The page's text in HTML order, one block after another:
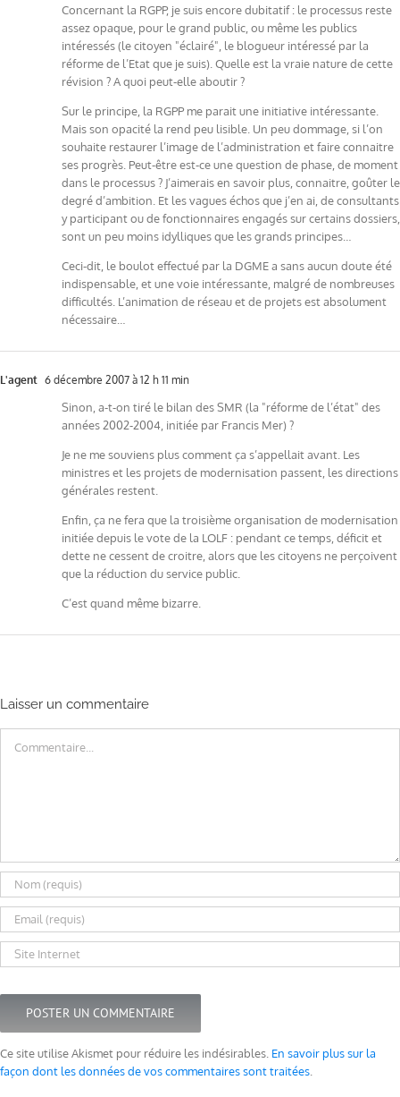
Concernant la RGPP, je suis encore dubitatif : le processus reste
assez opaque, pour le grand public, ou même les publics
intéressés (le citoyen "éclairé", le blogueur intéressé par la
réforme de l’Etat que je suis). Quelle est la vraie nature de cette
révision ? A quoi peut-elle aboutir ?
Sur le principe, la RGPP me parait une initiative intéressante.
Mais son opacité la rend peu lisible. Un peu dommage, si l’on
souhaite restaurer l’image de l’administration et faire connaitre
ses progrès. Peut-être est-ce une question de phase, de moment
dans le processus ? J’aimerais en savoir plus, connaitre, goûter le
degré d’ambition. Et les vagues échos que j’en ai, de consultants
y participant ou de fonctionnaires engagés sur certains dossiers,
sont un peu moins idylliques que les grands principes…
Ceci-dit, le boulot effectué par la DGME a sans aucun doute été
indispensable, et une voie intéressante, malgré de nombreuses
difficultés. L’animation de réseau et de projets est absolument
nécessaire…
L'agent 6 décembre 2007 à 12 h 11 min
Sinon, a-t-on tiré le bilan des SMR (la "réforme de l’état" des
années 2002-2004, initiée par Francis Mer) ?
Je ne me souviens plus comment ça s’appellait avant. Les
ministres et les projets de modernisation passent, les directions
générales restent.
Enfin, ça ne fera que la troisième organisation de modernisation
initiée depuis le vote de la LOLF : pendant ce temps, déficit et
dette ne cessent de croitre, alors que les citoyens ne perçoivent
que la réduction du service public.
C’est quand même bizarre.
Laisser un commentaire
Ce site utilise Akismet pour réduire les indésirables. En savoir plus sur la
façon dont les données de vos commentaires sont traitées